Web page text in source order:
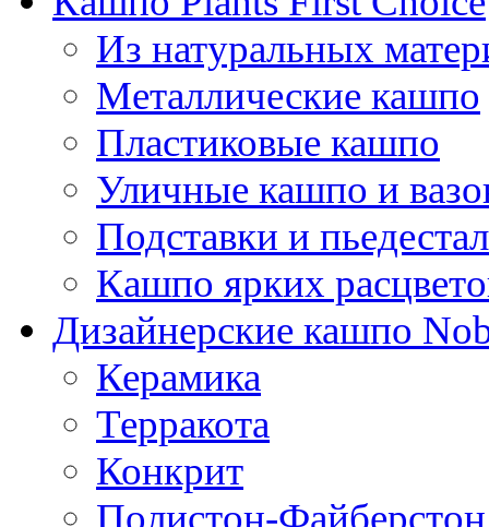
Из натуральных
Металлические кашпо
Пластиковые кашпо
Уличные кашпо и
Подставки и
Кашпо ярких
Дизайнерские кашпо
Керамика
Терракота
Конкрит